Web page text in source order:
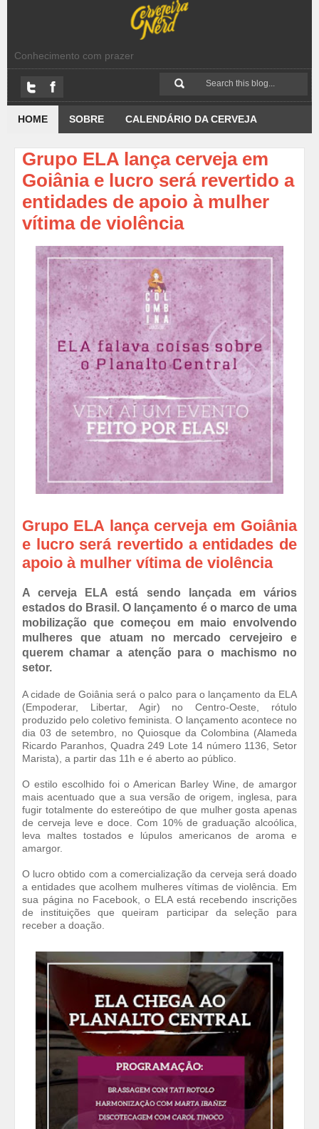
Conhecimento com prazer
HOME SOBRE CALENDÁRIO DA CERVEJA
Grupo ELA lança cerveja em
Goiânia e lucro será revertido a
entidades de apoio à mulher
vítima de violência
Grupo ELA lança cerveja em Goiânia
e lucro será revertido a entidades de
apoio à mulher vítima de violência
A cerveja ELA está sendo lançada em vários
estados do Brasil. O lançamento é o marco de uma
mobilização que começou em maio envolvendo
mulheres que atuam no mercado cervejeiro e
querem chamar a atenção para o machismo no
setor.
A cidade de Goiânia será o palco para o lançamento da ELA
(Empoderar, Libertar, Agir) no Centro-Oeste, rótulo
produzido pelo coletivo feminista. O lançamento acontece no
dia 03 de setembro, no Quiosque da Colombina (Alameda
Ricardo Paranhos, Quadra 249 Lote 14 número 1136, Setor
Marista), a partir das 11h e é aberto ao público.
O estilo escolhido foi o American Barley Wine, de amargor
mais acentuado que a sua versão de origem, inglesa, para
fugir totalmente do estereótipo de que mulher gosta apenas
de cerveja leve e doce. Com 10% de graduação alcoólica,
leva maltes tostados e lúpulos americanos de aroma e
amargor.
O lucro obtido com a comercialização da cerveja será doado
a entidades que acolhem mulheres vítimas de violência. Em
sua página no Facebook, o ELA está recebendo inscrições
de instituições que queiram participar da seleção para
receber a doação.